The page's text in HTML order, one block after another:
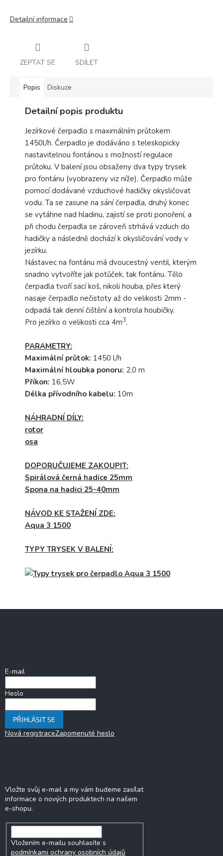
Detailní informace
ZEPTAT SE SDÍLET
Popis Diskuze
Detailní popis produktu
Jezírkové čerpadlo s maximálním průtokem
1450l/h. Čerpadlo je dodáváno s teleskopicky
nastavitelnou fontánou s možností regulace
průtoku. V balení jsou obsaženy dva typy trysek
pro fontánu (vyobrazeny viz níže). Čerpadlo může
pomocí dodávané vzduchové hadičky okysličovat
vodu. Ta se zasune na sání čerpadla, druhý konec
se vytáhne nad hladinu, zajistí se proti ponoření, a
při chodu čerpadla se zároveň strhává vzduch do
hadičky a následně dochází k okysličování vody v
jezírku.
Nástavec na fontánu má dvoucestný ventil, kterým
snadno vytvoříte jak potůček, tak fontánu. Tělo
čerpadla tvoří sací koš, nikoli houba, přes který
nasaje čerpadlo nečistoty až do velikosti 2mm -
odpadá tak denní čištění a kontrola houbičky.
Pro jezírko o velikosti cca 4m3.
PARAMETRY:
Maximální průtok: 1450 l/h
Maximální hloubka ponoru: 2,0 m
Příkon: 16,5W
Délka přívodního kabelu: 10m
NÁHRADNÍ DÍLY:
rotor
osa
DOPORUČUJEME ZAKOUPIT:
Spirálová černá hadice 25mm
Spona na hadici 25-40mm
NÁVOD KE STAŽENÍ ZDE:
Aqua 3 1500
TYPY TRYSEK V BALENÍ:
E-mail
Heslo
PŘIHLÁSIT SE
Nová registraceZapomenuté heslo
Vložte svůj e-mail a my vám budeme zasílat
informace o nových produktech na našem
e-shopu.
Vložením e-mailu souhlasíte s
podmínkami ochrany osobních údajů